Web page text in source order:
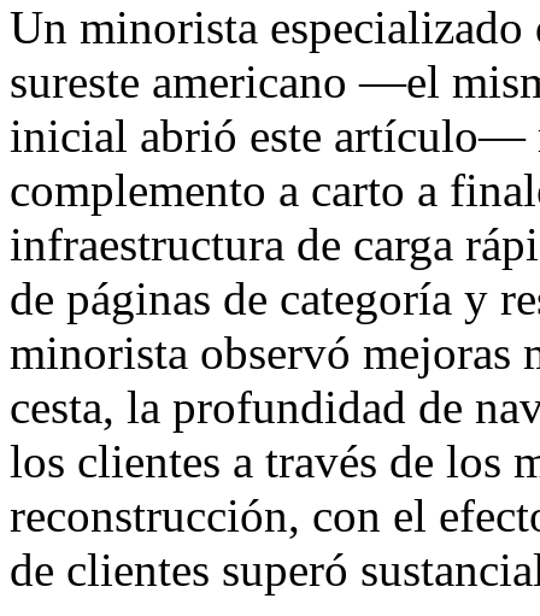
Un minorista especializado
sureste americano —el
inicial abrió este artículo—
complemento a carto a
infraestructura de carga
de páginas de categoría y
minorista observó mejoras
cesta, la profundidad de
los clientes a través de los
reconstrucción, con el
de clientes superó